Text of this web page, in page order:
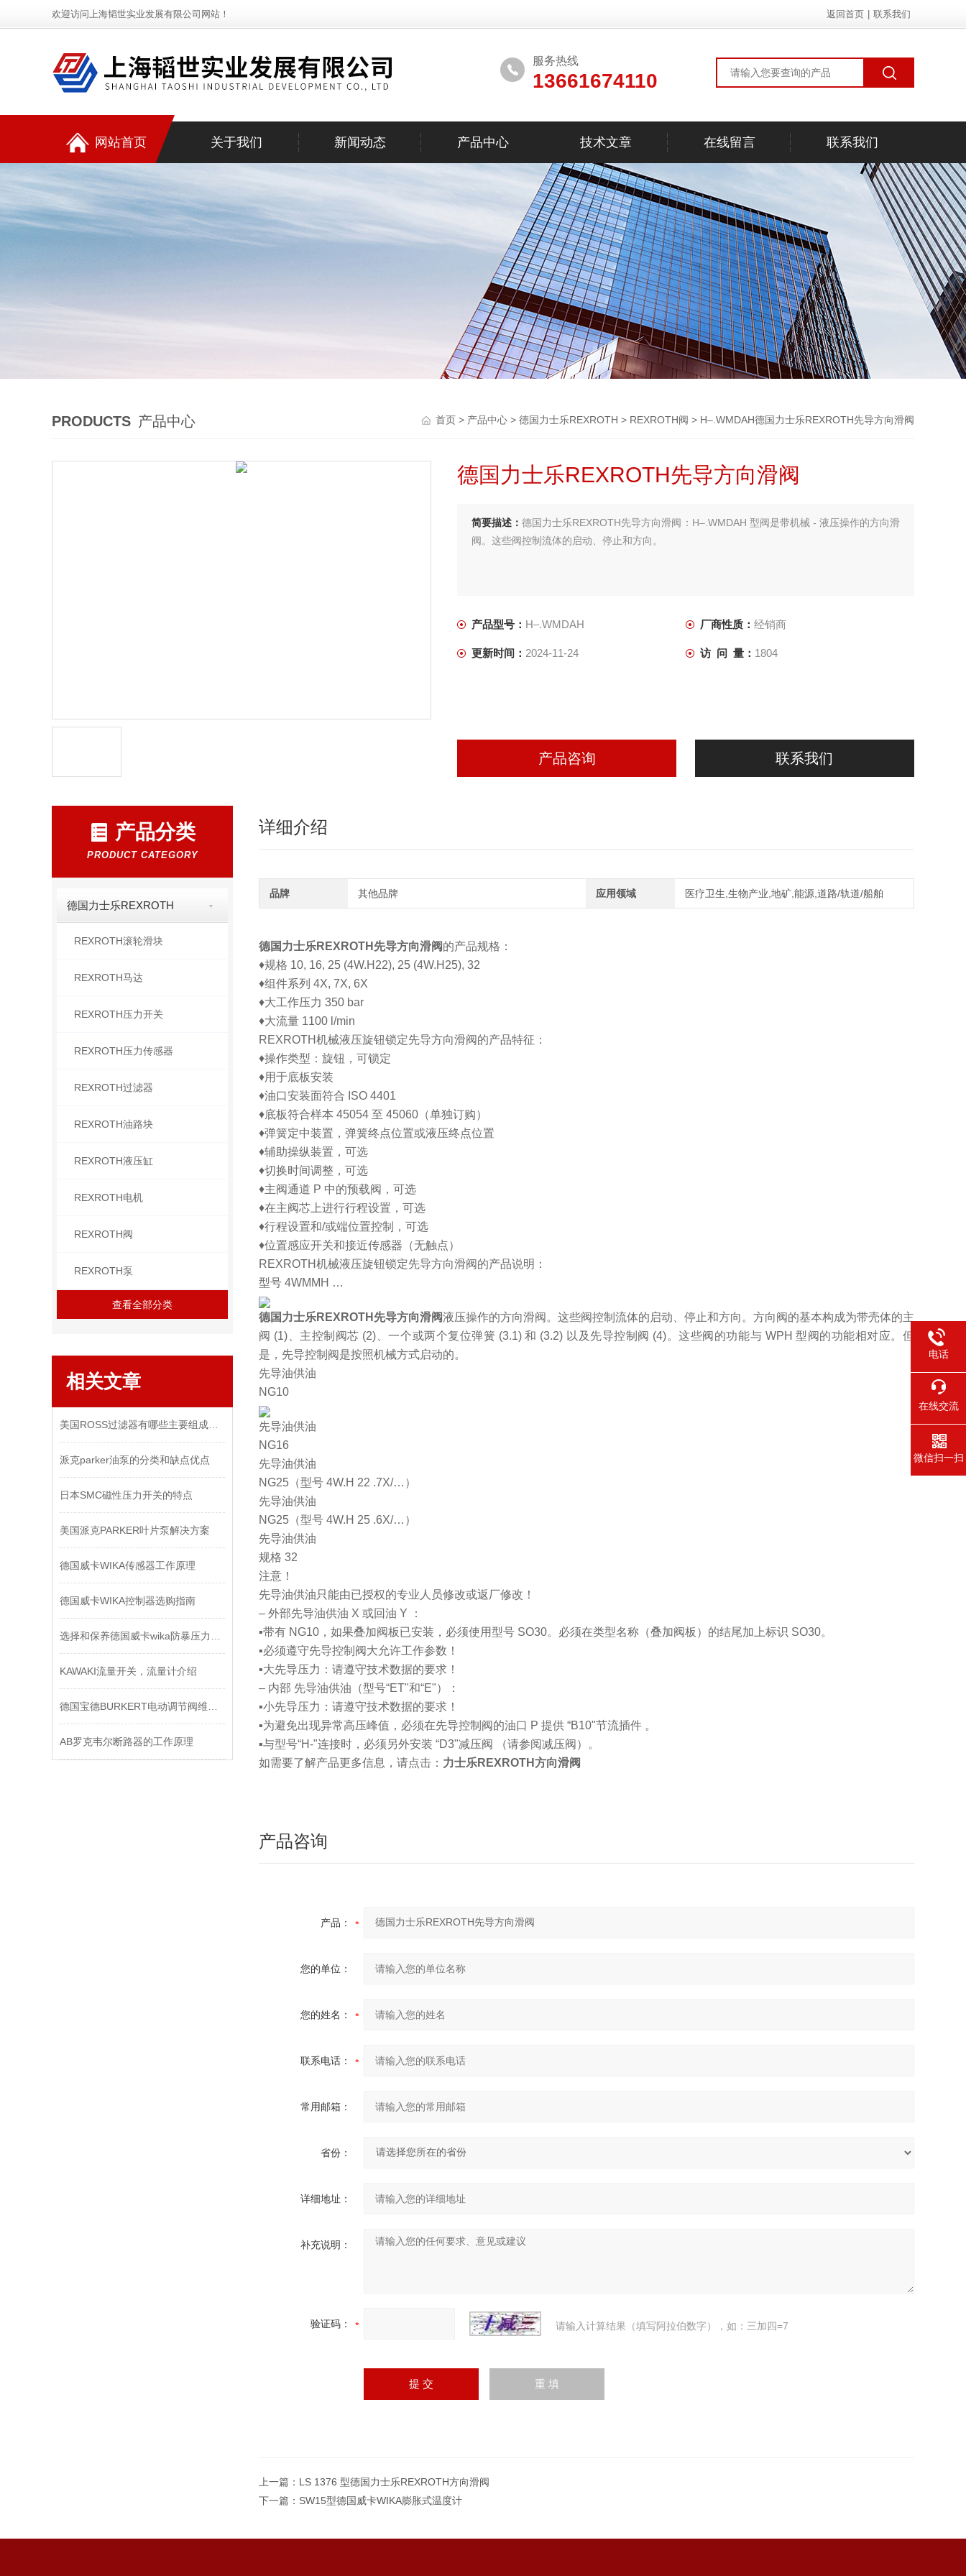
欢迎访问上海韬世实业发展有限公司网站！ 返回首页 联系我们
服务热线
13661674110
网站首页 关于我们 新闻动态 产品中心 技术文章 在线留言 联系我们
PRODUCTS 产品中心 首页 > 产品中心 > 德国力士乐REXROTH > REXROTH阀 > H–.WMDAH德国力士乐REXROTH先导方向滑阀
德国力士乐REXROTH先导方向滑阀
简要描述：德国力士乐REXROTH先导方向滑阀：H–.WMDAH 型阀是带机械 - 液压操作的方向滑
阀。这些阀控制流体的启动、停止和方向。
产品型号： H–.WMDAH 厂商性质： 经销商
更新时间： 2024-11-24 访 问 量： 1804
产品咨询 联系我们
产品分类
PRODUCT CATEGORY
德国力士乐REXROTH
REXROTH滚轮滑块
REXROTH马达
REXROTH压力开关
REXROTH压力传感器
REXROTH过滤器
REXROTH油路块
REXROTH液压缸
REXROTH电机
REXROTH阀
REXROTH泵
查看全部分类
相关文章
派克parker油泵的分类和缺点优点
日本SMC磁性压力开关的特点
美国派克PARKER叶片泵解决方案
德国威卡WIKA传感器工作原理
德国威卡WIKA控制器选购指南
KAWAKI流量开关，流量计介绍
AB罗克韦尔断路器的工作原理
详细介绍
品牌 其他品牌 应用领域 医疗卫生,生物产业,地矿,能源,道路/轨道/船舶
德国力士乐REXROTH先导方向滑阀的产品规格：
♦规格 10, 16, 25 (4W.H22), 25 (4W.H25), 32
♦组件系列 4X, 7X, 6X
♦大工作压力 350 bar
♦大流量 1100 l/min
REXROTH机械液压旋钮锁定先导方向滑阀的产品特征：
♦操作类型：旋钮，可锁定
♦用于底板安装
♦油口安装面符合 ISO 4401
♦底板符合样本 45054 至 45060（单独订购）
♦弹簧定中装置，弹簧终点位置或液压终点位置
♦辅助操纵装置，可选
♦切换时间调整，可选
♦主阀通道 P 中的预载阀，可选
♦在主阀芯上进行行程设置，可选
♦行程设置和/或端位置控制，可选
♦位置感应开关和接近传感器（无触点）
REXROTH机械液压旋钮锁定先导方向滑阀的产品说明：
型号 4WMMH …
德国力士乐REXROTH先导方向滑阀液压操作的方向滑阀。这些阀控制流体的启动、停止和方向。方向阀的基本构成为带壳体的主
阀 (1)、主控制阀芯 (2)、一个或两个复位弹簧 (3.1) 和 (3.2) 以及先导控制阀 (4)。这些阀的功能与 WPH 型阀的功能相对应。但
是，先导控制阀是按照机械方式启动的。
先导油供油
NG10
先导油供油
NG16
先导油供油
NG25（型号 4W.H 22 .7X/…）
先导油供油
NG25（型号 4W.H 25 .6X/…）
先导油供油
规格 32
注意！
先导油供油只能由已授权的专业人员修改或返厂修改！
– 外部先导油供油 X 或回油 Y ：
▪带有 NG10，如果叠加阀板已安装，必须使用型号 SO30。必须在类型名称（叠加阀板）的结尾加上标识 SO30。
▪必须遵守先导控制阀大允许工作参数！
▪大先导压力：请遵守技术数据的要求！
– 内部 先导油供油（型号“ET"和“E"）：
▪小先导压力：请遵守技术数据的要求！
▪为避免出现异常高压峰值，必须在先导控制阀的油口 P 提供 “B10"节流插件 。
▪与型号“H-"连接时，必须另外安装 “D3"减压阀 （请参阅减压阀）。
如需要了解产品更多信息，请点击： 力士乐REXROTH方向滑阀
产品咨询
产品：
您的单位：
您的姓名：
联系电话：
常用邮箱：
省份：
详细地址：
补充说明：
验证码： 请输入计算结果（填写阿拉伯数字），如：三加四=7
上一篇： LS 1376 型德国力士乐REXROTH方向滑阀
下一篇： SW15型德国威卡WIKA膨胀式温度计
电话
在线交流
微信扫一扫